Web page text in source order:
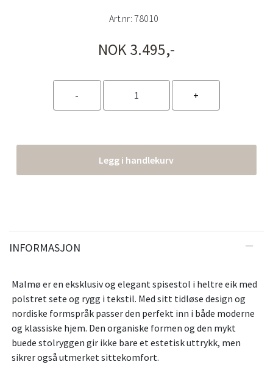
Art.nr: 78010
NOK 3.495,-
Legg i handlekurv
INFORMASJON
Malmø er en eksklusiv og elegant spisestol i heltre eik med
polstret sete og rygg i tekstil. Med sitt tidløse design og
nordiske formspråk passer den perfekt inn i både moderne
og klassiske hjem. Den organiske formen og den mykt
buede stolryggen gir ikke bare et estetisk uttrykk, men
sikrer også utmerket sittekomfort.